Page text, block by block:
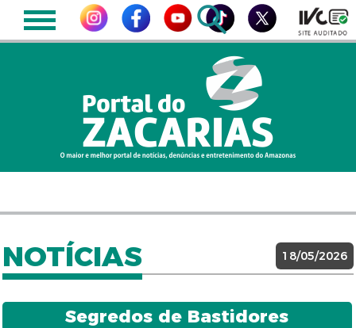
NOTÍCIAS 18/05/2026
Segredos de Bastidores